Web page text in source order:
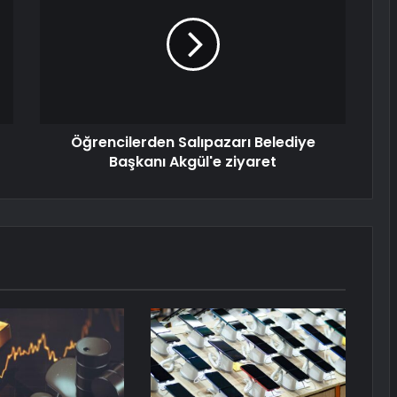
Öğrencilerden Salıpazarı Belediye
Başkanı Akgül'e ziyaret